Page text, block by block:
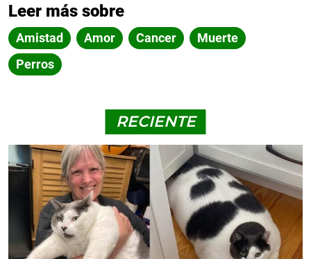
Leer más sobre
Amistad Amor Cancer
Muerte
Perros
RECIENTE